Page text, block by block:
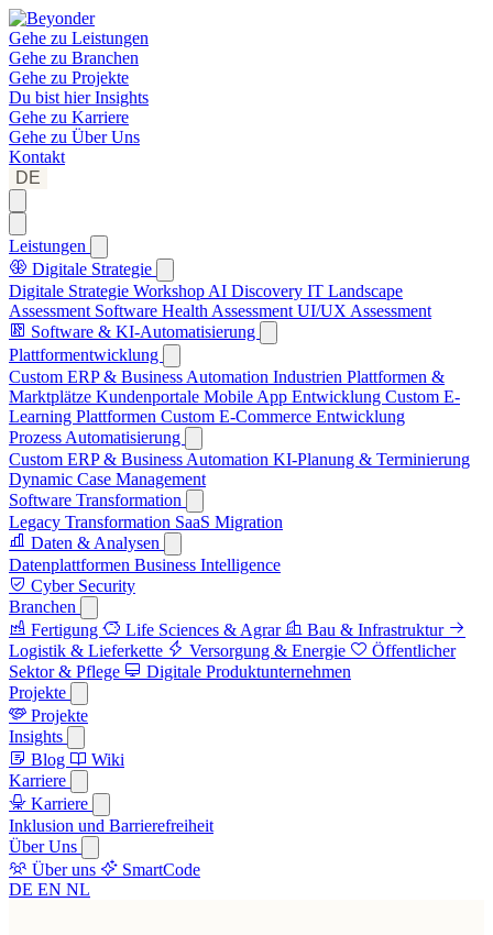
Gehe zu Leistungen
Gehe zu Branchen
Gehe zu Projekte
Du bist hierInsights
Gehe zu Karriere
Gehe zu Über Uns
Kontakt
DE
Leistungen
Digitale Strategie
Digitale Strategie Workshop AI Discovery IT Landscape
Assessment Software Health Assessment UI/UX Assessment
Software & KI-Automatisierung
Plattformentwicklung
Custom ERP & Business Automation Industrien Plattformen &
Marktplätze Kundenportale Mobile App Entwicklung Custom E-
Learning Plattformen Custom E-Commerce Entwicklung
Prozess Automatisierung
Custom ERP & Business Automation KI-Planung & Terminierung
Dynamic Case Management
Software Transformation
Legacy Transformation SaaS Migration
Daten & Analysen
Datenplattformen Business Intelligence
Cyber Security
Branchen
Fertigung
Life Sciences & Agrar
Bau & Infrastruktur
Logistik & Lieferkette
Versorgung & Energie
Öffentlicher
Sektor & Pflege
Digitale Produktunternehmen
Projekte
Projekte
Insights
Blog
Wiki
Karriere
Karriere
Inklusion und Barrierefreiheit
Über Uns
Über uns
SmartCode
DE EN NL